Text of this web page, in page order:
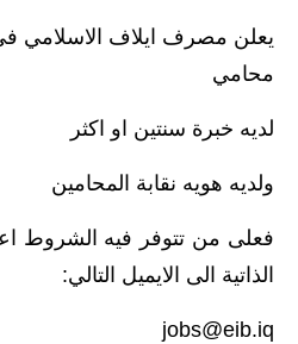
يعلن مصرف ايلاف الاسلامي
محامي
لديه خبرة سنتين او اكثر
ولديه هويه نقابة المحامين
فعلى من تتوفر فيه الشروط
الذاتية الى الايميل التالي:
jobs@eib.iq